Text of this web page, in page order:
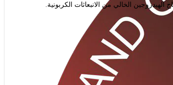
الهيدروجين الخالي من الانبعاثات الكربونية.